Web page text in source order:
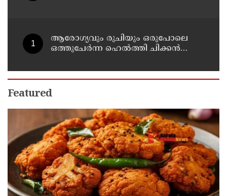
ആരോഗ്യവും രുചിയും ഒരുപോലെ
ഒത്തുചേർന്ന ഹെൽത്തി ചിക്കൻ
Featured